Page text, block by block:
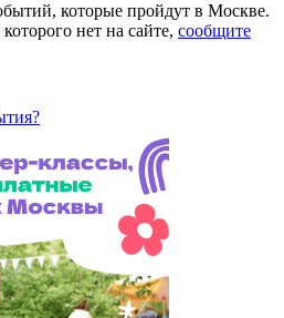
которые пройдут в Москве.
нет на сайте, сообщите